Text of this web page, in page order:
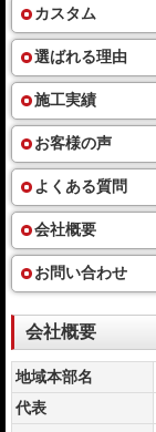
カスタム
選ばれる理由
施工実績
お客様の声
よくある質問
会社概要
お問い合わせ
会社概要
地域本部名
代表